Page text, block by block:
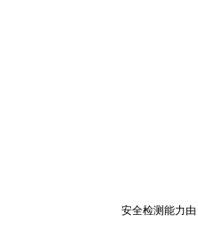
安全检测能力由